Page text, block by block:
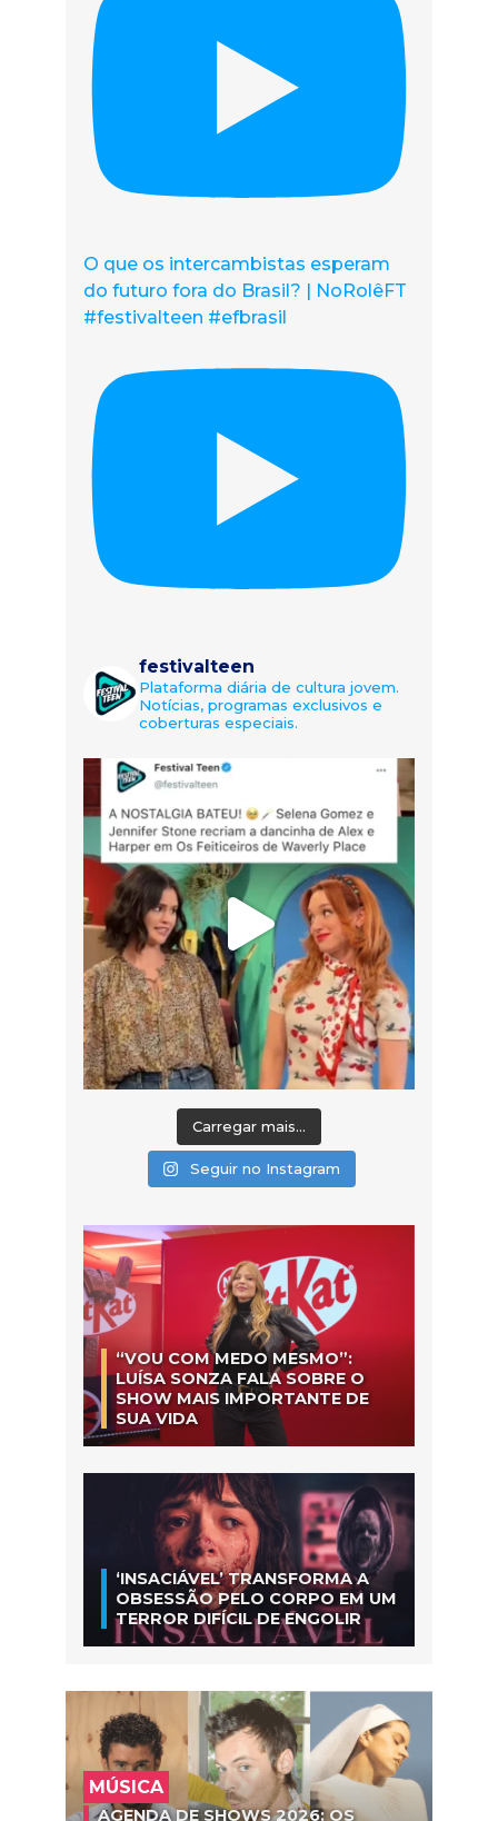
O que os intercambistas esperam
do futuro fora do Brasil? | NoRolêFT
#festivalteen #efbrasil
festivalteen
Plataforma diária de cultura jovem.
Notícias, programas exclusivos e
coberturas especiais.
Carregar mais...
Seguir no Instagram
“VOU COM MEDO MESMO”:
LUÍSA SONZA FALA SOBRE O
SHOW MAIS IMPORTANTE DE
SUA VIDA
‘INSACIÁVEL’ TRANSFORMA A
OBSESSÃO PELO CORPO EM UM
TERROR DIFÍCIL DE ENGOLIR
MÚSICA
AGENDA DE SHOWS 2026: OS